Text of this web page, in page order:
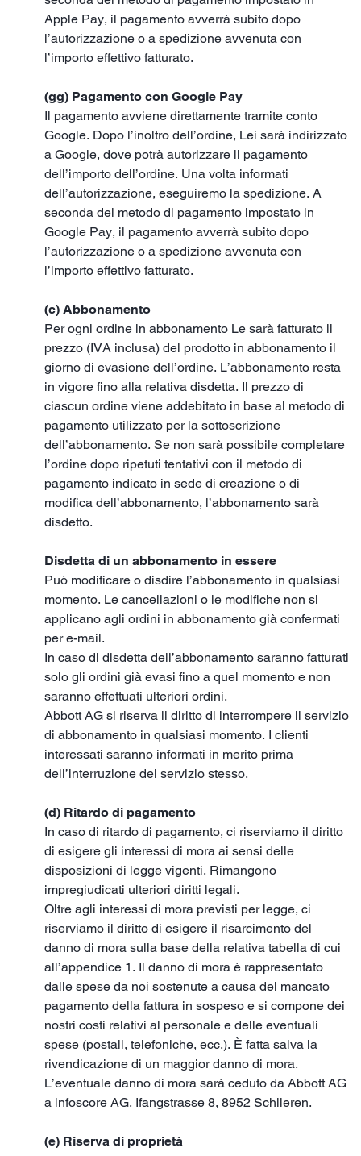
Apple Pay, il pagamento avverrà subito dopo
l’autorizzazione o a spedizione avvenuta con
l’importo effettivo fatturato.
(gg) Pagamento con Google Pay
Il pagamento avviene direttamente tramite conto
Google. Dopo l’inoltro dell’ordine, Lei sarà indirizzato
a Google, dove potrà autorizzare il pagamento
dell’importo dell’ordine. Una volta informati
dell’autorizzazione, eseguiremo la spedizione. A
seconda del metodo di pagamento impostato in
Google Pay, il pagamento avverrà subito dopo
l’autorizzazione o a spedizione avvenuta con
l’importo effettivo fatturato.
(c) Abbonamento
Per ogni ordine in abbonamento Le sarà fatturato il
prezzo (IVA inclusa) del prodotto in abbonamento il
giorno di evasione dell’ordine. L’abbonamento resta
in vigore fino alla relativa disdetta. Il prezzo di
ciascun ordine viene addebitato in base al metodo di
pagamento utilizzato per la sottoscrizione
dell’abbonamento. Se non sarà possibile completare
l’ordine dopo ripetuti tentativi con il metodo di
pagamento indicato in sede di creazione o di
modifica dell’abbonamento, l’abbonamento sarà
disdetto.
Disdetta di un abbonamento in essere
Può modificare o disdire l’abbonamento in qualsiasi
momento. Le cancellazioni o le modifiche non si
applicano agli ordini in abbonamento già confermati
per e-mail.
In caso di disdetta dell’abbonamento saranno fatturati
solo gli ordini già evasi fino a quel momento e non
saranno effettuati ulteriori ordini.
Abbott AG si riserva il diritto di interrompere il servizio
di abbonamento in qualsiasi momento. I clienti
interessati saranno informati in merito prima
dell’interruzione del servizio stesso.
(d) Ritardo di pagamento
In caso di ritardo di pagamento, ci riserviamo il diritto
di esigere gli interessi di mora ai sensi delle
disposizioni di legge vigenti. Rimangono
impregiudicati ulteriori diritti legali.
Oltre agli interessi di mora previsti per legge, ci
riserviamo il diritto di esigere il risarcimento del
danno di mora sulla base della relativa tabella di cui
all’appendice 1. Il danno di mora è rappresentato
dalle spese da noi sostenute a causa del mancato
pagamento della fattura in sospeso e si compone dei
nostri costi relativi al personale e delle eventuali
spese (postali, telefoniche, ecc.). È fatta salva la
rivendicazione di un maggior danno di mora.
L’eventuale danno di mora sarà ceduto da Abbott AG
a infoscore AG, Ifangstrasse 8, 8952 Schlieren.
(e) Riserva di proprietà